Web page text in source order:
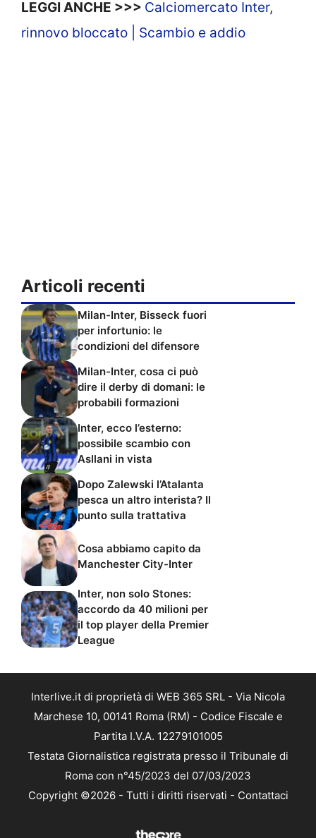
LEGGI ANCHE >>> Calciomercato Inter,
rinnovo bloccato | Scambio e addio
Articoli recenti
Milan-Inter, Bisseck fuori
per infortunio: le
condizioni del difensore
Milan-Inter, cosa ci può
dire il derby di domani: le
probabili formazioni
Inter, ecco l’esterno:
possibile scambio con
Asllani in vista
Dopo Zalewski l’Atalanta
pesca un altro interista? Il
punto sulla trattativa
Cosa abbiamo capito da
Manchester City-Inter
Inter, non solo Stones:
accordo da 40 milioni per
il top player della Premier
League
Interlive.it di proprietà di WEB 365 SRL - Via Nicola
Marchese 10, 00141 Roma (RM) - Codice Fiscale e
Partita I.V.A. 12279101005
Testata Giornalistica registrata presso il Tribunale di
Roma con n°45/2023 del 07/03/2023
Copyright ©2026 - Tutti i diritti riservati - Contattaci